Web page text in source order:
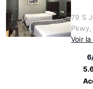
79 S
Voir